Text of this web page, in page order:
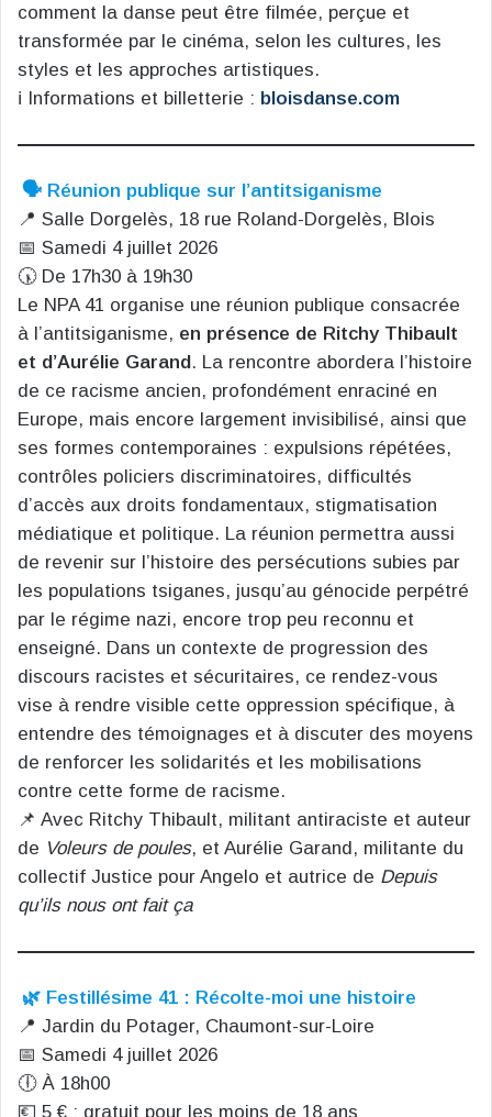
comment la danse peut être filmée, perçue et
transformée par le cinéma, selon les cultures, les
styles et les approches artistiques.
ℹ️ Informations et billetterie : bloisdanse.com
🗣️ Réunion publique sur l’antitsiganisme
📍 Salle Dorgelès, 18 rue Roland-Dorgelès, Blois
📅 Samedi 4 juillet 2026
🕠 De 17h30 à 19h30
Le NPA 41 organise une réunion publique consacrée
à l’antitsiganisme, en présence de Ritchy Thibault
et d’Aurélie Garand. La rencontre abordera l’histoire
de ce racisme ancien, profondément enraciné en
Europe, mais encore largement invisibilisé, ainsi que
ses formes contemporaines : expulsions répétées,
contrôles policiers discriminatoires, difficultés
d’accès aux droits fondamentaux, stigmatisation
médiatique et politique. La réunion permettra aussi
de revenir sur l’histoire des persécutions subies par
les populations tsiganes, jusqu’au génocide perpétré
par le régime nazi, encore trop peu reconnu et
enseigné. Dans un contexte de progression des
discours racistes et sécuritaires, ce rendez-vous
vise à rendre visible cette oppression spécifique, à
entendre des témoignages et à discuter des moyens
de renforcer les solidarités et les mobilisations
contre cette forme de racisme.
📌 Avec Ritchy Thibault, militant antiraciste et auteur
de Voleurs de poules, et Aurélie Garand, militante du
collectif Justice pour Angelo et autrice de Depuis
qu’ils nous ont fait ça
🌿 Festillésime 41 : Récolte-moi une histoire
📍 Jardin du Potager, Chaumont-sur-Loire
📅 Samedi 4 juillet 2026
🕕 À 18h00
💶 5 € ; gratuit pour les moins de 18 ans